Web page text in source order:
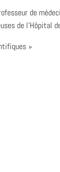
de
de l’Hôpital
»